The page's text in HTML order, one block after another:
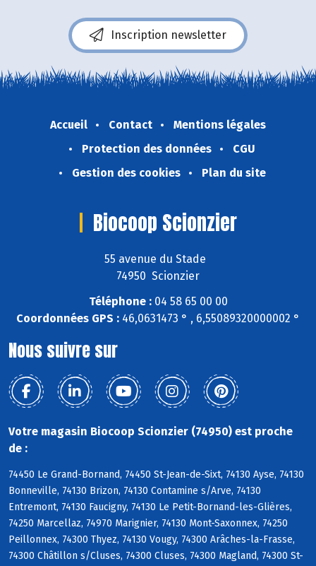
Inscription newsletter
Accueil Contact
Mentions légales
Protection des données
CGU
Gestion des cookies
Plan du site
Biocoop Scionzier
55 avenue du Stade
74950 Scionzier
Téléphone :04 58 65 00 00
Coordonnées GPS : 46,0631473 ° , 6,55089320000002 °
Nous suivre sur
Votre magasin Biocoop Scionzier (74950) est proche
de :
74450 Le Grand-Bornand, 74450 St-Jean-de-Sixt, 74130 Ayse, 74130
Bonneville, 74130 Brizon, 74130 Contamine s/Arve, 74130
Entremont, 74130 Faucigny, 74130 Le Petit-Bornand-les-Glières,
74250 Marcellaz, 74970 Marignier, 74130 Mont-Saxonnex, 74250
Peillonnex, 74300 Thyez, 74130 Vougy, 74300 Arâches-la-Frasse,
74300 Châtillon s/Cluses, 74300 Cluses, 74300 Magland, 74300 St-